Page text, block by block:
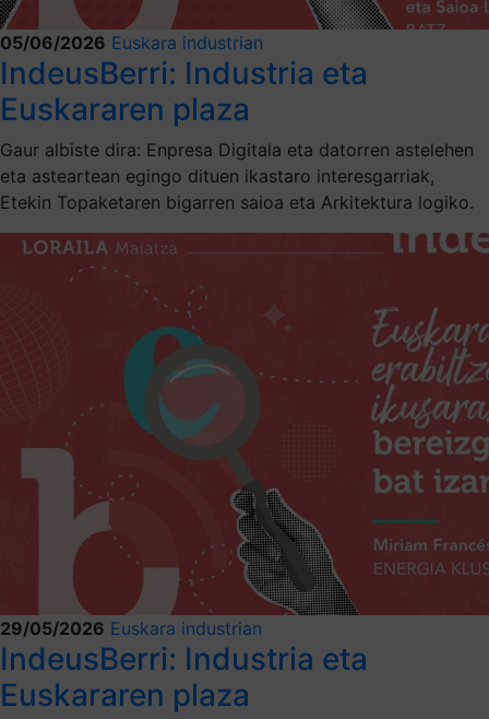
05/06/2026 Euskara industrian
IndeusBerri: Industria eta
Euskararen plaza
Gaur albiste dira: Enpresa Digitala eta datorren astelehen
eta asteartean egingo dituen ikastaro interesgarriak,
Etekin Topaketaren bigarren saioa eta Arkitektura logiko.
29/05/2026 Euskara industrian
IndeusBerri: Industria eta
Euskararen plaza